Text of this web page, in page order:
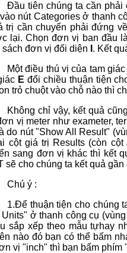
Đầu tiên chúng ta cần phải
nút Categories ở thanh
trị cần chuyển phải đứng
lại. Chọn đơn vị ban đầu
sách đơn vị đối diện . Kết
Một điều thú vị của tam giác
E đổi chiều thuận tiện
trỏ chuột vào chỗ nào thì
Không chỉ vậy, kết quả
vị meter như exameter,
do nút "Show All Result"
cột giá trị Results (còn
sang đơn vị khác thì kết
sẽ cho chúng ta kết quả gần
Chú ý :
1.Để thuận tiện cho chúng
Units" ở thanh công cụ (vùng
sắp xếp theo mẫu tựhay
nào đó bạn có thể bấm
vị "inch" thì bạn bấm phím